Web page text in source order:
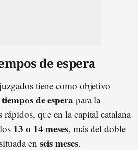
de espera
tiene como objetivo
de espera para la
que en la capital catalana
13 o 14 meses, más del doble
en seis meses.